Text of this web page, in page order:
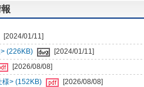
[2024/01/11]
(226KB)
[2024/01/11]
[2026/08/08]
> (152KB)
[2026/08/08]